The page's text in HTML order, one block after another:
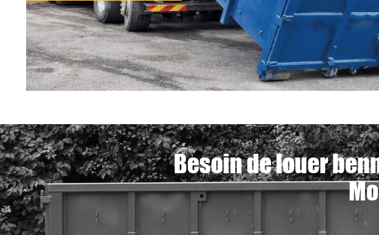
Besoin de louer